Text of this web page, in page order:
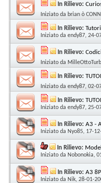
In Rilievo:
Iniziato da brian ò
In Rilievo:
Iniziato da endy87, 24-
In Rilievo:
Iniziato da
In Rilievo:
Iniziato da endy87, 02-
In Rilievo:
Iniziato da endy87, 25-
In Rilievo: A3 -
Iniziato da Nyo85, 17-
In Rilievo:
Iniziato da Nobonokia,
In Rilievo: A3
Iniziato da Nik, 28-01-